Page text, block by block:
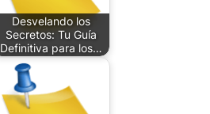
Desvelando los
Secretos: Tu Guía
Definitiva para los…